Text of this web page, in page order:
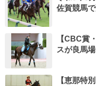
佐賀競馬
【CBC賞
スが良馬
【恵那特